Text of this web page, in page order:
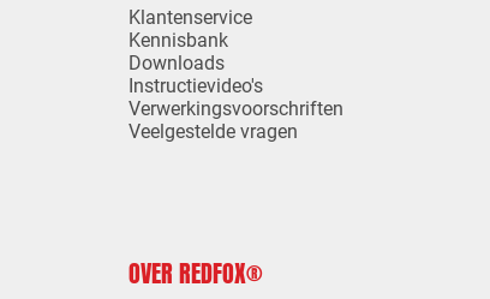
Klantenservice
Kennisbank
Downloads
Instructievideo's
Verwerkingsvoorschriften
Veelgestelde vragen
OVER REDFOX®